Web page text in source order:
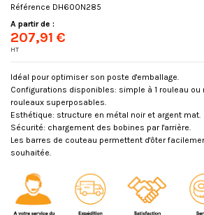
Référence DH600N285
A partir de :
207,91 €
HT
Idéal pour optimiser son poste d'emballage.
Configurations disponibles: simple à 1 rouleau
rouleaux superposables.
Esthétique: structure en métal noir et argent mat.
Sécurité: chargement des bobines par l'arrière.
Les barres de couteau permettent d'ôter
souhaitée.